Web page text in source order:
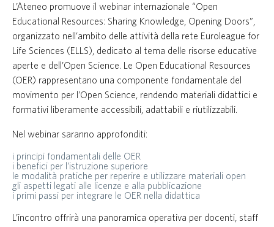
L’Ateneo promuove il webinar internazionale “Open
Educational Resources: Sharing Knowledge, Opening Doors”,
organizzato nell’ambito delle attività della rete Euroleague for
Life Sciences (ELLS), dedicato al tema delle risorse educative
aperte e dell’Open Science. Le Open Educational Resources
(OER) rappresentano una componente fondamentale del
movimento per l’Open Science, rendendo materiali didattici e
formativi liberamente accessibili, adattabili e riutilizzabili.
Nel webinar saranno approfonditi:
i principi fondamentali delle OER
i benefici per l’istruzione superiore
le modalità pratiche per reperire e utilizzare materiali open
gli aspetti legati alle licenze e alla pubblicazione
i primi passi per integrare le OER nella didattica
L’incontro offrirà una panoramica operativa per docenti, staff